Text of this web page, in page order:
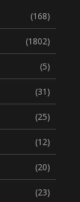
(168)
(1802)
(5)
(31)
(25)
(12)
(20)
(23)